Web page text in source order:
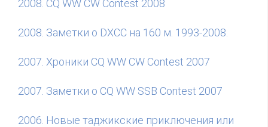
2008. СQ WW CW Contest 2008
2008. Заметки о DXCC на 160 м. 1993-2008.
2007. Хроники СQ WW CW Contest 2007
2007. Заметки о СQ WW SSB Contest 2007
2006. Новые таджикские приключения или